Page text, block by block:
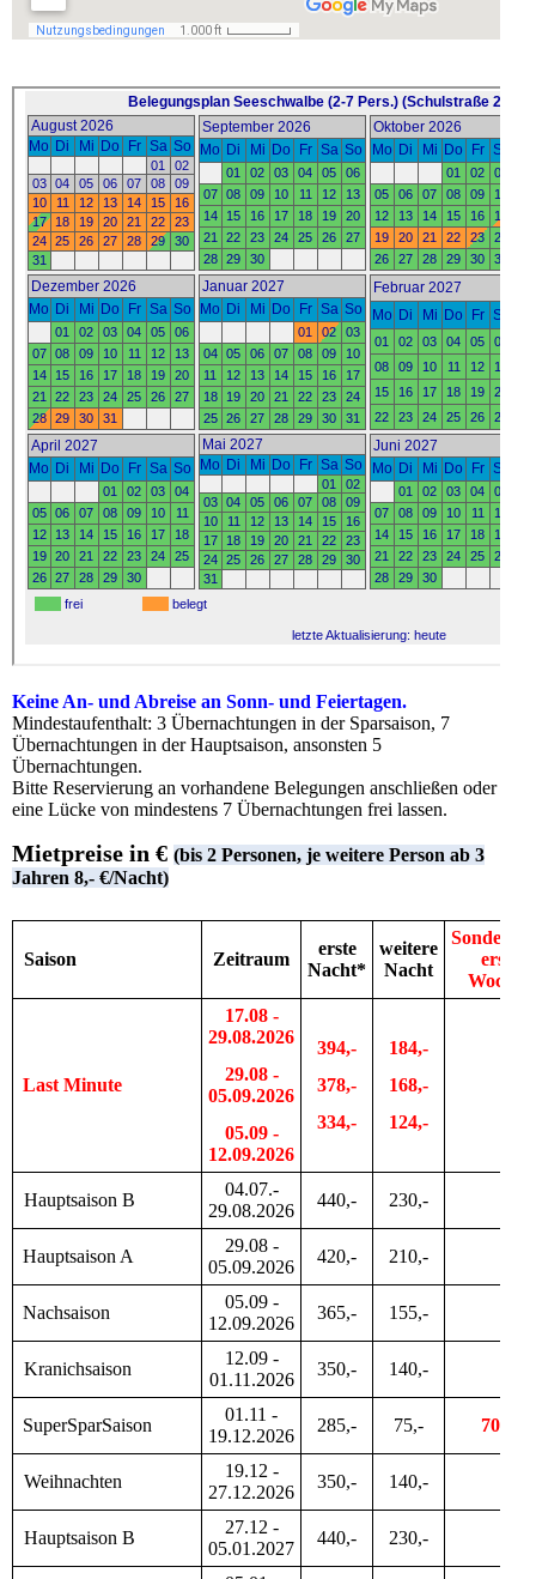
Keine An- und Abreise an Sonn- und Feiertagen.
Mindestaufenthalt: 3 Übernachtungen in der Sparsaison, 7
Übernachtungen in der Hauptsaison, ansonsten 5
Übernachtungen.
Bitte Reservierung an vorhandene Belegungen anschließen oder
eine Lücke von mindestens 7 Übernachtungen frei lassen.
Mietpreise in € (bis 2 Personen, je weitere Person ab 3
Jahren 8,- €/Nacht)
Saison Zeitraum
erste
Nacht*
weitere
Nacht
erste
Woche*
Last Minute
17.08 -
29.08.2026
29.08 -
05.09.2026
05.09 -
12.09.2026
394,-
378,-
334,-
184,-
168,-
124,-
Hauptsaison B
04.07.-
29.08.2026
440,- 230,-
Hauptsaison A
29.08 -
05.09.2026
420,- 210,-
Nachsaison
05.09 -
12.09.2026
365,- 155,-
Kranichsaison
12.09 -
01.11.2026
350,- 140,-
SuperSparSaison
01.11 -
19.12.2026
285,- 75,- 700,-
Weihnachten
19.12 -
27.12.2026
350,- 140,-
Hauptsaison B
27.12 -
05.01.2027
440,- 230,-